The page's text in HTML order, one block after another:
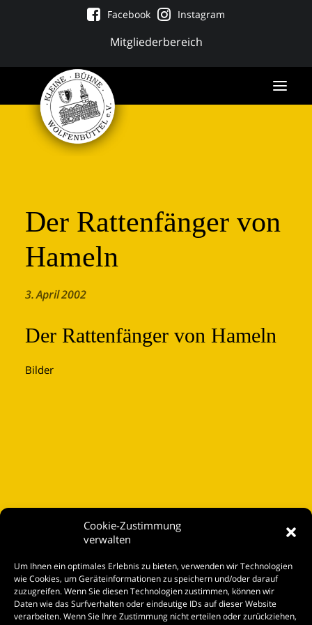
Cookie-Zustimmung
verwalten
Um Ihnen ein optimales Erlebnis zu bieten, verwenden wir Technologien
wie Cookies, um Geräteinformationen zu speichern und/oder darauf
zuzugreifen. Wenn Sie diesen Technologien zustimmen, können wir
Daten wie das Surfverhalten oder eindeutige IDs auf dieser Website
verarbeiten. Wenn Sie Ihre Zustimmung nicht erteilen oder zurückziehen,
Mitgliederbereich
Facebook Instagram
Der Rattenfänger von
Hameln
3. April 2002
Der Rattenfänger von Hameln
Bilder
Spielplan
Kontakt